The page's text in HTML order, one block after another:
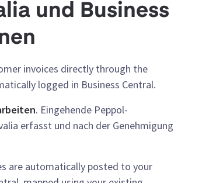
und Business
invoices directly through the
logged in Business Central.
. Eingehende Peppol-
erfasst und nach der Genehmigung
are automatically posted to your